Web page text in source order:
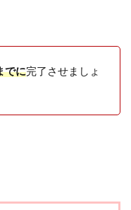
でに完了させましょ